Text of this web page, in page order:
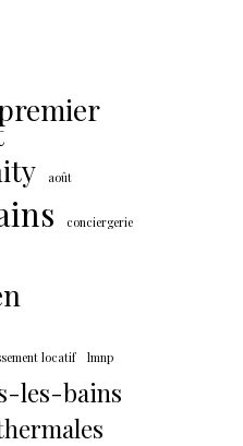
août
conciergerie
locatif lmnp
les-bains